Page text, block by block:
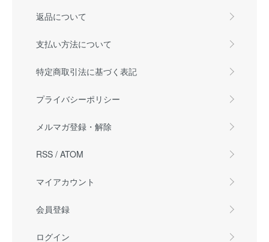
返品について
支払い方法について
特定商取引法に基づく表記
プライバシーポリシー
メルマガ登録・解除
RSS / ATOM
マイアカウント
会員登録
ログイン